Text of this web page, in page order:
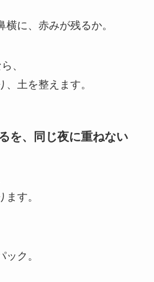
横に、赤みが残るか。
、
土を整えます。
を、同じ夜に重ねない
す。
ク。